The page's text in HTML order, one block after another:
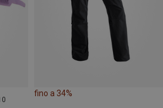
fino a 34%